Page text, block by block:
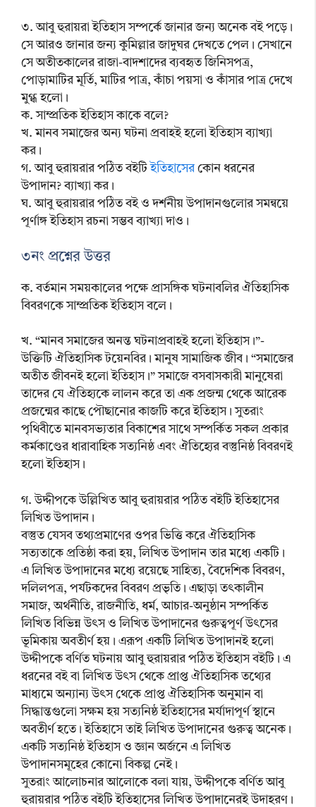
৩. আবু হুরায়রা ইতিহাস সম্পর্কে জানার জন্য অনেক বই পড়ে।
সে আরও জানার জন্য কুমিল্লার জাদুঘর দেখতে পেল। সেখানে
সে অতীতকালের রাজা-বাদশাদের ব্যবহৃত জিনিসপত্র,
পোড়ামাটির মূর্তি, মাটির পাত্র, কাঁচা পয়সা ও কাঁসার পাত্র দেখে
মুগ্ধ হলো।
ক. সাম্প্রতিক ইতিহাস কাকে বলে?
খ. মানব সমাজের অন্য ঘটনা প্রবাহই হলো ইতিহাস ব্যাখ্যা
কর।
গ. আবু হুরায়রার পঠিত বইটিইতিহাসের কোন ধরনের
উপাদান? ব্যাখ্যা কর।
ঘ. আবু হুরায়রার পঠিত বই ও দর্শনীয় উপাদানগুলোর সমন্বয়ে
পূর্ণাঙ্গ ইতিহাস রচনা সম্ভব ব্যাখ্যা দাও।
৩নং প্রশ্নের উত্তর
ক. বর্তমান সময়কালের পক্ষে প্রাসঙ্গিক ঘটনাবলির ঐতিহাসিক
বিবরণকে সাম্প্রতিক ইতিহাস বলে।
খ. “মানব সমাজের অনন্ত ঘটনাপ্রবাহই হলো ইতিহাস।”-
উক্তিটি ঐতিহাসিক টয়েনবির। মানুষ সামাজিক জীব। “সমাজের
অতীত জীবনই হলো ইতিহাস।” সমাজে বসবাসকারী মানুষেরা
তাদের যে ঐতিহ্যকে লালন করে তা এক প্রজন্ম থেকে আরেক
প্রজন্মের কাছে পৌছানোর কাজটি করে ইতিহাস। সুতরাং
পৃথিবীতে মানবসভ্যতার বিকাশের সাথে সম্পর্কিত সকল প্রকার
কর্মকাণ্ডের ধারাবাহিক সত্যনিষ্ঠ এবং ঐতিহ্যের বস্তুনিষ্ঠ বিবরণই
হলো ইতিহাস।
গ. উদ্দীপকে উল্লিখিত আবু হুরায়রার পঠিত বইটি ইতিহাসের
লিখিত উপাদান।
বস্তুত যেসব তথ্যপ্রমাণের ওপর ভিত্তি করে ঐতিহাসিক
সত্যতাকে প্রতিষ্ঠা করা হয়, লিখিত উপাদান তার মধ্যে একটি।
এ লিখিত উপাদানের মধ্যে রয়েছে সাহিত্য, বৈদেশিক বিবরণ,
দলিলপত্র, পর্যটকদের বিবরণ প্রভৃতি। এছাড়া তৎকালীন
সমাজ, অর্থনীতি, রাজনীতি, ধর্ম, আচার-অনুষ্ঠান সম্পর্কিত
লিখিত বিভিন্ন উৎস ও লিখিত উপাদানের গুরুত্বপূর্ণ উৎসের
ভূমিকায় অবতীর্ণ হয়। এরূপ একটি লিখিত উপাদানই হলো
উদ্দীপকে বর্ণিত ঘটনায় আবু হুরায়রার পঠিত ইতিহাস বইটি। এ
ধরনের বই বা লিখিত উৎস থেকে প্রাপ্ত ঐতিহাসিক তথ্যের
মাধ্যমে অন্যান্য উৎস থেকে প্রাপ্ত ঐতিহাসিক অনুমান বা
সিদ্ধান্তগুলো সক্ষম হয় সত্যনিষ্ঠ ইতিহাসের মর্যাদাপূর্ণ স্থানে
অবতীর্ণ হতে। ইতিহাসে তাই লিখিত উপাদানের গুরুত্ব অনেক।
একটি সত্যনিষ্ঠ ইতিহাস ও জ্ঞান অর্জনে এ লিখিত
উপাদানসমূহের কোনো বিকল্প নেই।
সুতরাং আলোচনার আলোকে বলা যায়, উদ্দীপকে বর্ণিত আবু
হুরায়রার পঠিত বইটি ইতিহাসের লিখিত উপাদানেরই উদাহরণ।